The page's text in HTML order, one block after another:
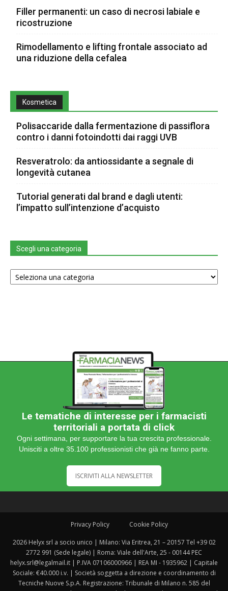
Filler permanenti: un caso di necrosi labiale e
ricostruzione
Rimodellamento e lifting frontale associato ad
una riduzione della cefalea
Kosmetica
Polisaccaride dalla fermentazione di passiflora
contro i danni fotoindotti dai raggi UVB
Resveratrolo: da antiossidante a segnale di
longevità cutanea
Tutorial generati dal brand e dagli utenti:
l’impatto sull’intenzione d’acquisto
Scegli una categoria
Scegli
una
Le tematiche di interesse per i farmacisti
territoriali a portata di click
Ogni settimana, per supportare la tua crescita professionale.
Unisciti a oltre 35.100 professionisti che già ne fanno parte.
ISCRIVITI ALLA NEWSLETTER
Privacy Policy Cookie Policy
2026 Helyx srl a socio unico | Milano: Via Eritrea, 21 – 20157 Tel +39 02
2772 991 (Sede legale) | Roma: Viale dell'Arte, 25 - 00144 PEC
helyx.srl@legalmail.it | P.IVA 07106000966 | REA MI - 1935962 | Capitale
Sociale: €40.000 i.v. | Società soggetta a direzione e coordinamento di
Tecniche Nuove S.p.A. Registrazione: Tribunale di Milano n. 585 del